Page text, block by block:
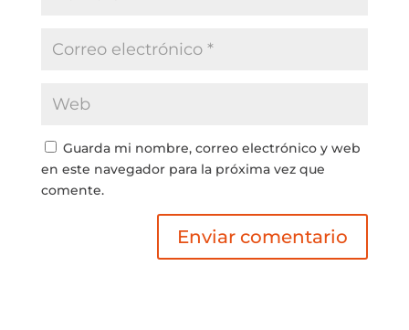
Guarda mi nombre, correo electrónico y web
en este navegador para la próxima vez que
comente.